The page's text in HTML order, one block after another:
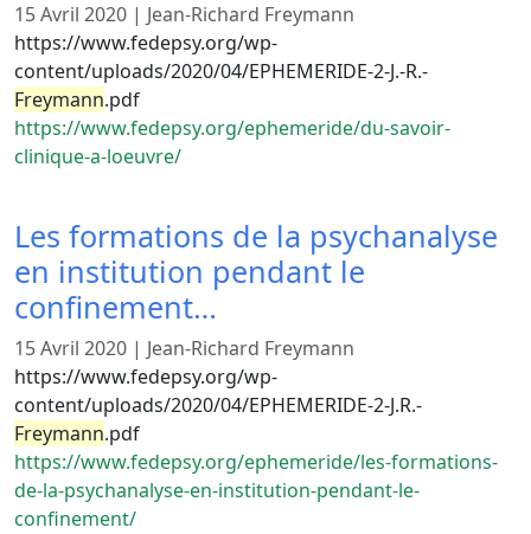
15 Avril 2020 | Jean-Richard Freymann
https://www.fedepsy.org/wp-
content/uploads/2020/04/EPHEMERIDE-2-J.-R.-
Freymann.pdf
https://www.fedepsy.org/ephemeride/du-savoir-
clinique-a-loeuvre/
Les formations de la psychanalyse
en institution pendant le
confinement…
15 Avril 2020 | Jean-Richard Freymann
https://www.fedepsy.org/wp-
content/uploads/2020/04/EPHEMERIDE-2-J.R.-
Freymann.pdf
https://www.fedepsy.org/ephemeride/les-formations-
de-la-psychanalyse-en-institution-pendant-le-
confinement/